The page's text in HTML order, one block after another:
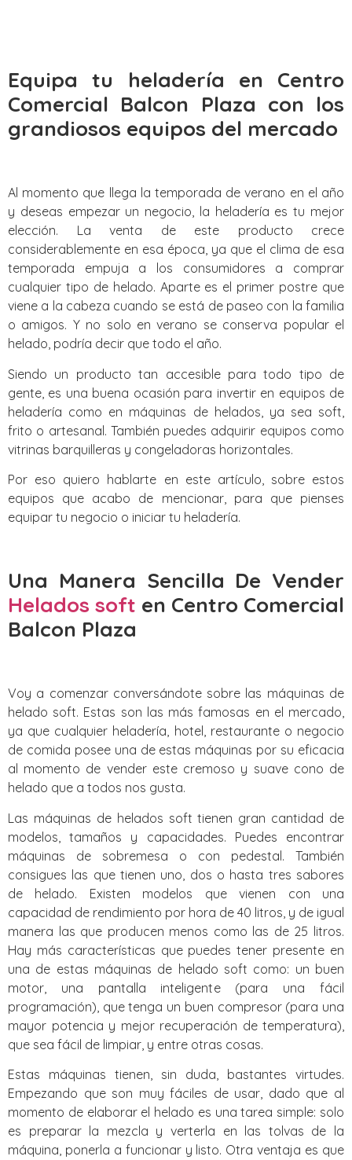
Equipa tu heladería en Centro
Comercial Balcon Plaza con los
grandiosos equipos del mercado
Al momento que llega la temporada de verano en el año
y deseas empezar un negocio, la heladería es tu mejor
elección. La venta de este producto crece
considerablemente en esa época, ya que el clima de esa
temporada empuja a los consumidores a comprar
cualquier tipo de helado. Aparte es el primer postre que
viene a la cabeza cuando se está de paseo con la familia
o amigos. Y no solo en verano se conserva popular el
helado, podría decir que todo el año.
Siendo un producto tan accesible para todo tipo de
gente, es una buena ocasión para invertir en equipos de
heladería como en máquinas de helados, ya sea soft,
frito o artesanal. También puedes adquirir equipos como
vitrinas barquilleras y congeladoras horizontales.
Por eso quiero hablarte en este artículo, sobre estos
equipos que acabo de mencionar, para que pienses
equipar tu negocio o iniciar tu heladería.
Una Manera Sencilla De Vender
Helados soft en Centro Comercial
Balcon Plaza
Voy a comenzar conversándote sobre las máquinas de
helado soft. Estas son las más famosas en el mercado,
ya que cualquier heladería, hotel, restaurante o negocio
de comida posee una de estas máquinas por su eficacia
al momento de vender este cremoso y suave cono de
helado que a todos nos gusta.
Las máquinas de helados soft tienen gran cantidad de
modelos, tamaños y capacidades. Puedes encontrar
máquinas de sobremesa o con pedestal. También
consigues las que tienen uno, dos o hasta tres sabores
de helado. Existen modelos que vienen con una
capacidad de rendimiento por hora de 40 litros, y de igual
manera las que producen menos como las de 25 litros.
Hay más características que puedes tener presente en
una de estas máquinas de helado soft como: un buen
motor, una pantalla inteligente (para una fácil
programación), que tenga un buen compresor (para una
mayor potencia y mejor recuperación de temperatura),
que sea fácil de limpiar, y entre otras cosas.
Estas máquinas tienen, sin duda, bastantes virtudes.
Empezando que son muy fáciles de usar, dado que al
momento de elaborar el helado es una tarea simple: solo
es preparar la mezcla y verterla en las tolvas de la
máquina, ponerla a funcionar y listo. Otra ventaja es que